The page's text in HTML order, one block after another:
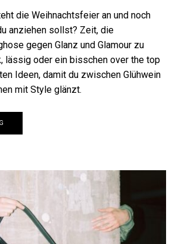
die Weihnachtsfeier an und noch
anziehen sollst? Zeit, die
gegen Glanz und Glamour zu
lässig oder ein bisschen over the top
Ideen, damit du zwischen Glühwein
mit Style glänzt.